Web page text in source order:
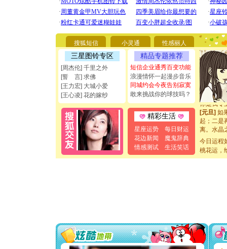
搜狐短信 小灵通 性感丽人
三星图铃专区
[周杰伦] 千里之外
[誓 言] 求佛
[王力宏] 大城小爱
[王心凌] 花的嫁纱
精品专题推荐
短信企业通秀百变功能
浪漫情怀一起漫步音乐
同城约会今夜告别寂寞
敢来挑战你的球技吗？
精彩生活
星座运势
每日财运
花边新闻
魔鬼辞典
情感测试
生活笑话
[圣诞节]
你太多
要平安！
[圣诞节]
能正大光
都要快乐
[圣诞节]
如意,快
[元旦]看
断电。爱
你是我专
[元旦] 如
起；二是
离。水晶
泣，这痛
卖了。水
要平安！
[圣诞节]
能正大
今日运程
桃花运，